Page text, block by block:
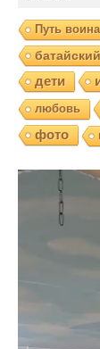
Путь воина
дети
любовь
фото